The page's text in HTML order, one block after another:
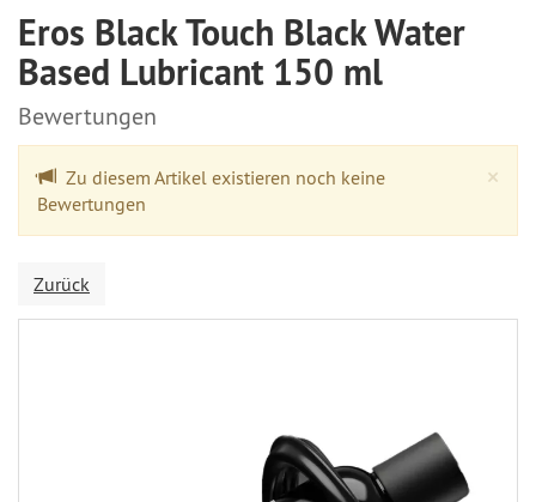
Eros Black Touch Black Water
Based Lubricant 150 ml
Bewertungen
×
Zu diesem Artikel existieren noch keine
Bewertungen
Zurück